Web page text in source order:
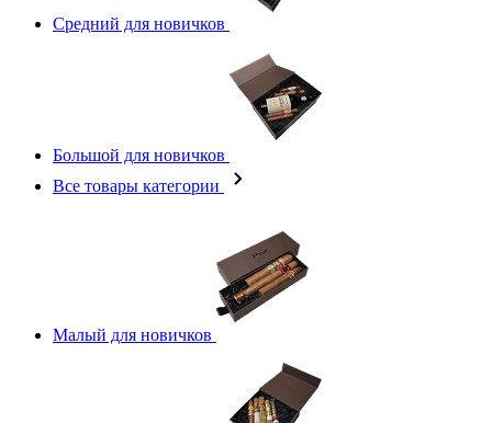
Средний для новичков
Большой для новичков
Все товары категории
Малый для новичков